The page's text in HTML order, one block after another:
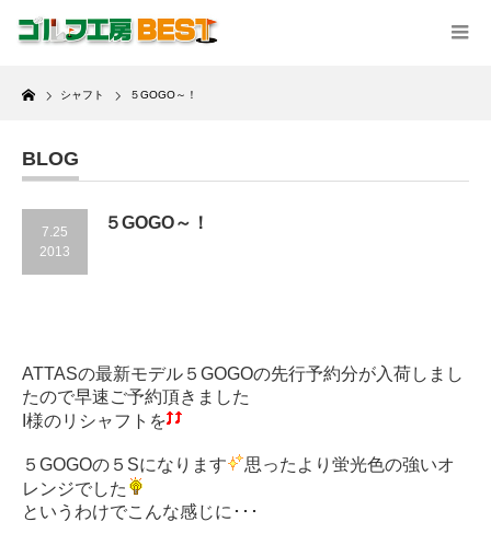
Home
シャフト ５GOGO～！
BLOG
7.25
2013
５GOGO～！
ATTASの最新モデル５GOGOの先行予約分が入荷しまし
たので早速ご予約頂きました
I様のリシャフトを
５GOGOの５Sになります
思ったより蛍光色の強いオ
レンジでした
というわけでこんな感じに･･･